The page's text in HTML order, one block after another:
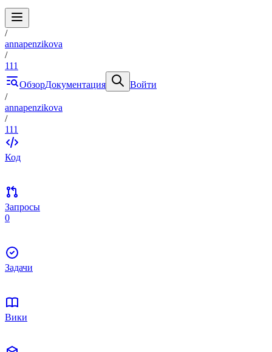
/
annapenzikova
/
111
ОбзорДокументация
Войти
/
annapenzikova
/
111
Код
Запросы
0
Задачи
Вики